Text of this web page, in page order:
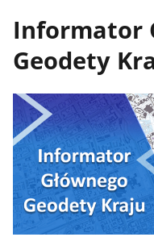
Informator
Geodety